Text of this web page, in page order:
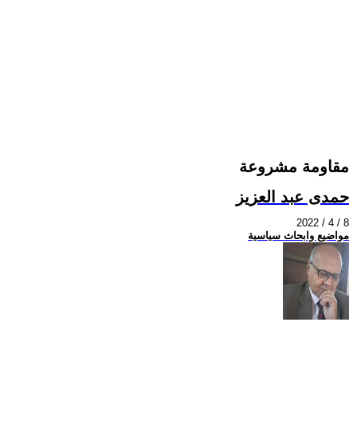
مقاومة مشروعة
حمدى عبد العزيز
2022 / 4 / 8
مواضيع وابحاث سياسية